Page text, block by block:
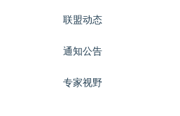
联盟动态
通知公告
专家视野